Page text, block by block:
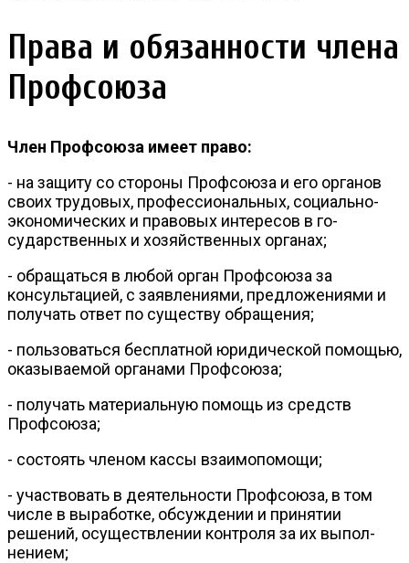
Права и обязанности члена
Профсоюза
Член Профсоюза имеет право:
- на защиту со стороны Профсоюза и его органов
своих трудовых, профессиональных, социально-
экономических и правовых интересов в го­
сударственных и хозяйственных органах;
- обращаться в любой орган Профсоюза за
консультацией, с заявле­ниями, предложениями и
получать ответ по существу обращения;
- пользоваться бесплатной юридической помощью,
оказываемой орга­нами Профсоюза;
- получать материальную помощь из средств
Профсоюза;
- состоять членом кассы взаимопомощи;
- участвовать в деятельности Профсоюза, в том
числе в выработке, обсуждении и принятии
решений, осуществлении контроля за их выпол­
нением;